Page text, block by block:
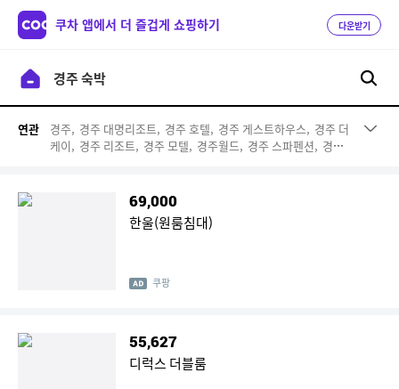
쿠차 앱에서 더 즐겁게 쇼핑하기 다운받기
연관 경주, 경주 대명리조트, 경주 호텔, 경주 게스트하우스, 경주 더
케이, 경주 리조트, 경주 모텔, 경주월드, 경주 스파펜션, 경주
69,000
한울(원룸침대)
쿠팡
55,627
디럭스 더블룸